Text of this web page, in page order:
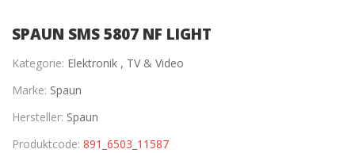
SPAUN SMS 5807 NF LIGHT
Kategorie: Elektronik , TV & Video
Marke: Spaun
Hersteller: Spaun
Produktcode: 891_6503_11587